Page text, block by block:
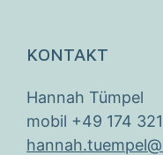
KONTAKT
Hannah Tümpel
mobil +49 174